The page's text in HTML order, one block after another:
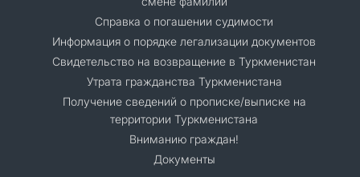
Справка о погашении судимости
Информация о порядке легализации документов
Cвидетельство на возвращение в Туркменистан
Утрата гражданства Туркменистана
Получение сведений о прописке/выписке на
территории Туркменистана
Вниманию граждан!
Документы